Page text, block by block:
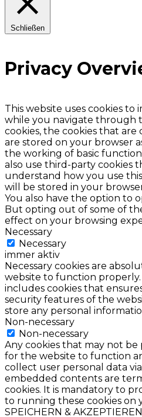
Schließen
Privacy
This website uses cookies
while you navigate through
cookies, the cookies that are
are stored on your browser
the working of basic
also use third-party cookies
understand how you use
will be stored in your
You also have the option to
But opting out of some of
effect on your browsing
Necessary
Necessary
immer aktiv
Necessary cookies are
website to function
includes cookies that
security features of the
store any personal
Non-necessary
Non-necessary
Any cookies that may not
for the website to function
collect user personal data
embedded contents are
cookies. It is mandatory to
to running these cookies on
SPEICHERN & AKZEPTIEREN